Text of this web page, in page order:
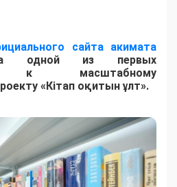
сайта акимата
одной из первых
к масштабному
«Кітап оқитын ұлт».